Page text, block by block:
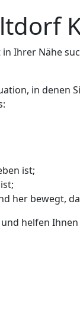
Ihrer Nähe
in denen
ist;
her bewegt,
helfen